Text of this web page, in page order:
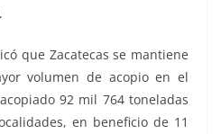
que Zacatecas se mantiene
volumen de acopio en el
92 mil 764 toneladas
en beneficio de 11